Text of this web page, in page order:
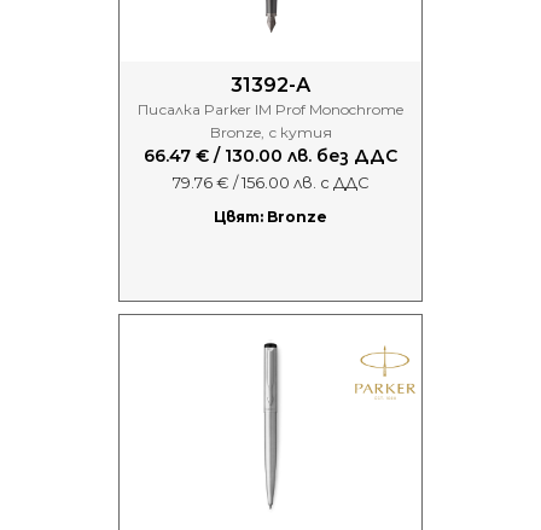
31392-А
Писалка Parker IM Prof Monochrome
Bronze, с кутия
66.47 € / 130.00 лв. без ДДС
79.76 € / 156.00 лв. с ДДС
Цвят: Bronze